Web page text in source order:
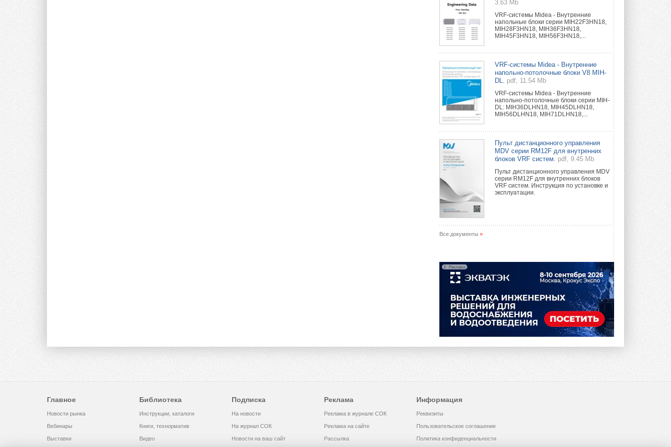
3.63 Mb
VRF-системы Midea - Внутренние
напольные блоки серии MIH22F3HN18,
MIH28F3HN18, MIH36F3HN18,
MIH45F3HN18, MIH56F3HN18,...
VRF-системы Midea - Внутренние
напольно-потолочные блоки V8 MIH-
DL.
pdf, 11.54 Mb
VRF-системы Midea - Внутренние
напольно-потолочные блоки серии MIH-
DL: MIH36DLHN18, MIH45DLHN18,
MIH56DLHN18, MIH71DLHN18,...
Пульт дистанционного управления
MDV серии RM12F для внутренних
блоков VRF систем.
pdf, 9.45 Mb
Пульт дистанционного управления MDV
серии RM12F для внутренних блоков
VRF систем. Инструкция по установке и
эксплуатации.
Все документы »
Реклама
Главное
Новости рынка
Вебинары
Выставки
Библиотека
Инструкции, каталоги
Книги, технорматив
Видео
Подписка
На новости
На журнал СОК
Новости на ваш сайт
Реклама
Реклама в журнале СОК
Реклама на сайте
Рассылка
Информация
Реквизиты
Пользовательское соглашение
Политика конфиденциальности